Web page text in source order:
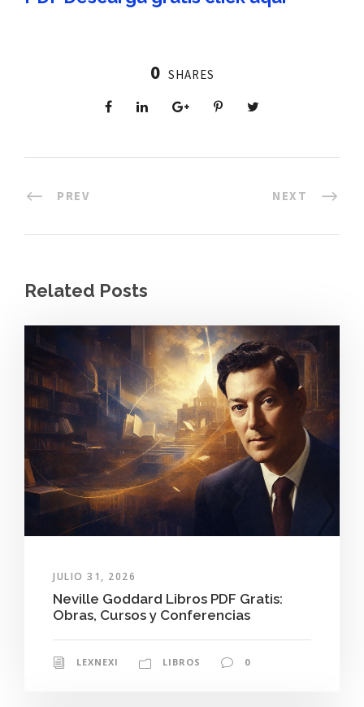
0 SHARES
PREV NEXT
Related Posts
JULIO 31, 2026
Neville Goddard Libros PDF Gratis:
Obras, Cursos y Conferencias
LEXNEXI LIBROS 0